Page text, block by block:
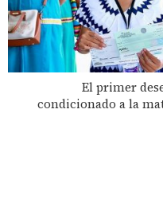
El primer
condicionado a la